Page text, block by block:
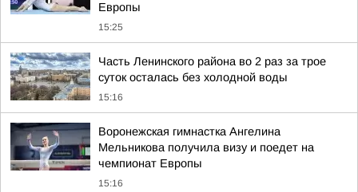
Европы
15:25
Часть Ленинского района во 2 раз за трое
суток осталась без холодной воды
15:16
Воронежская гимнастка Ангелина
Мельникова получила визу и поедет на
чемпионат Европы
15:16